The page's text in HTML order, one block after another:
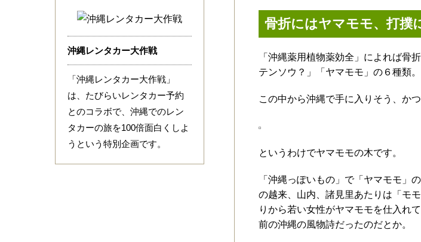
骨折にはヤマモモ、打撲
「沖縄薬用植物薬効全」によれば骨
テンソウ？」「ヤマモモ」の６種類。
この中から沖縄で手に入りそう、か
というわけでヤマモモの木です。
「沖縄っぽいもの」で「ヤマモモ」
の越来、山内、諸見里あたりは「モ
りから若い女性がヤマモモを仕入れ
前の沖縄の風物詩だったのだとか。
沖縄レンタカー大作戦
「沖縄レンタカー大作戦」
は、たびらいレンタカー予約
とのコラボで、沖縄でのレン
タカーの旅を100倍面白くしよ
うという特別企画です。